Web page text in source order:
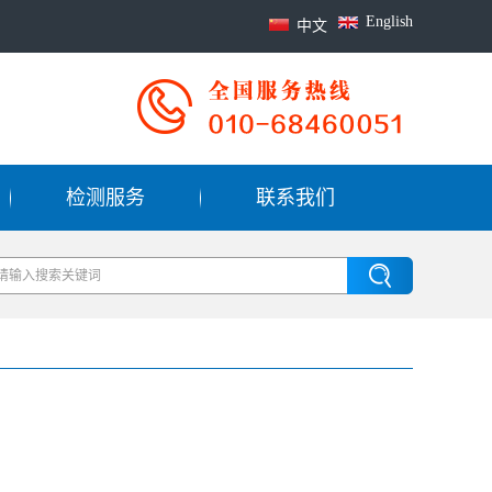
English
中文
检测服务 联系我们